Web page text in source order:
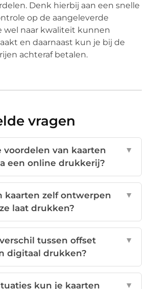
Denk hierbij aan een snelle
op de aangeleverde
wel naar kwaliteit kunnen
en daarnaast kun je bij de
achteraf betalen.
vragen
voordelen van kaarten
een online drukkerij?
▼
kaarten zelf ontwerpen
laat drukken?
▼
tussen offset
digitaal drukken?
▼
kun je kaarten
▼